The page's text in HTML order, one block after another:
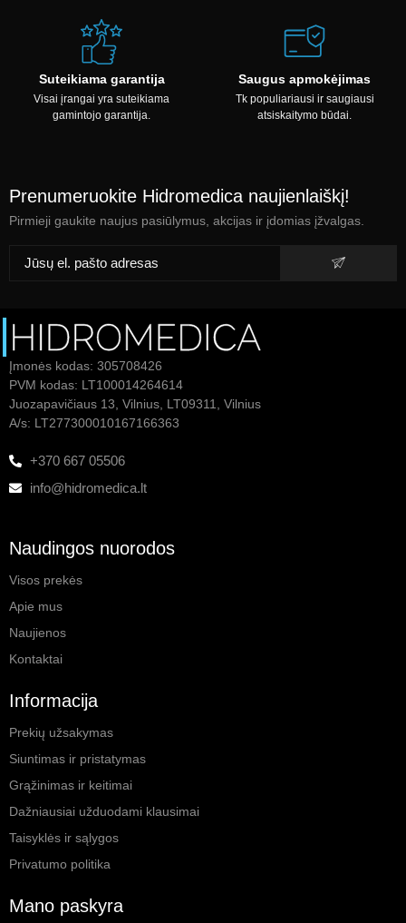
Suteikiama garantija
Visai įrangai yra suteikiama
gamintojo garantija.
Saugus apmokėjimas
Tk populiariausi ir saugiausi
atsiskaitymo būdai.
Prenumeruokite Hidromedica naujienlaiškį!
Pirmieji gaukite naujus pasiūlymus, akcijas ir įdomias įžvalgas.
Įmonės kodas: 305708426
PVM kodas: LT100014264614
Juozapavičiaus 13, Vilnius, LT09311, Vilnius
A/s: LT277300010167166363
+370 667 05506
info@hidromedica.lt
Naudingos nuorodos
Visos prekės
Apie mus
Naujienos
Kontaktai
Informacija
Prekių užsakymas
Siuntimas ir pristatymas
Grąžinimas ir keitimai
Dažniausiai užduodami klausimai
Taisyklės ir sąlygos
Privatumo politika
Mano paskyra